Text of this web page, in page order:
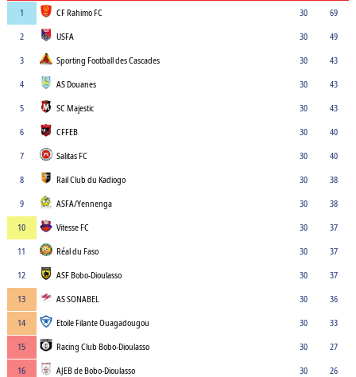
1
CF Rahimo FC 30
69
2
USFA 30
49
3
Sporting Football des Cascades 30
43
4
AS Douanes 30
43
5
SC Majestic 30
43
6
CFFEB 30
40
7
Salitas FC 30
40
8
Rail Club du Kadiogo 30
38
9
ASFA/Yennenga 30
38
10
Vitesse FC 30
37
11
Réal du Faso 30
37
12
ASF Bobo-Dioulasso 30
37
13
AS SONABEL 30
36
14
Etoile Filante Ouagadougou 30
33
15
Racing Club Bobo-Dioulasso 30
27
16
AJEB de Bobo-Dioulasso 30 26